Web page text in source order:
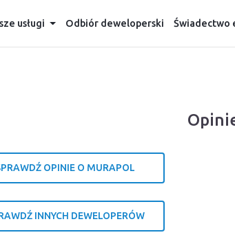
usługi Odbiór deweloperski Świadectwo
OPINIE O MURAPOL
INNYCH DEWELOPERÓW